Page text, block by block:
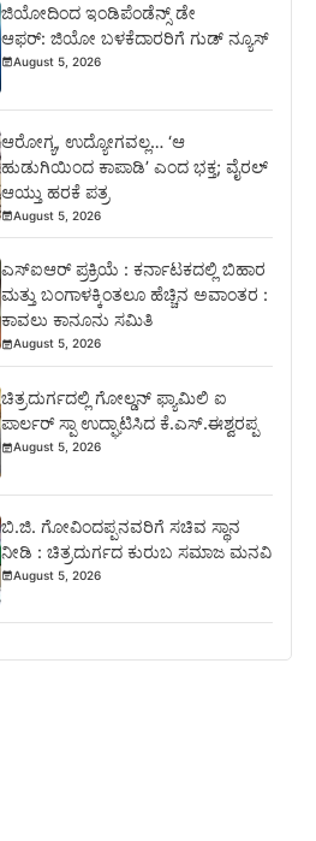
ಜಿಯೋದಿಂದ ಇಂಡಿಪೆಂಡೆನ್ಸ್ ಡೇ
ಆಫರ್: ಜಿಯೋ ಬಳಕೆದಾರರಿಗೆ ಗುಡ್ ನ್ಯೂಸ್
August 5, 2026
ಆರೋಗ್ಯ, ಉದ್ಯೋಗವಲ್ಲ… ‘ಆ
ಹುಡುಗಿಯಿಂದ ಕಾಪಾಡಿ’ ಎಂದ ಭಕ್ತ; ವೈರಲ್
ಆಯ್ತು ಹರಕೆ ಪತ್ರ
August 5, 2026
ಎಸ್‍ಐಆರ್ ಪ್ರಕ್ರಿಯೆ : ಕರ್ನಾಟಕದಲ್ಲಿ ಬಿಹಾರ
ಮತ್ತು ಬಂಗಾಳಕ್ಕಿಂತಲೂ ಹೆಚ್ಚಿನ ಅವಾಂತರ :
ಕಾವಲು ಕಾನೂನು ಸಮಿತಿ
August 5, 2026
ಚಿತ್ರದುರ್ಗದಲ್ಲಿ ಗೋಲ್ಡನ್ ಫ್ಯಾಮಿಲಿ ಐ
ಪಾರ್ಲರ್ ಸ್ಪಾ ಉದ್ಘಾಟಿಸಿದ ಕೆ.ಎಸ್.ಈಶ್ವರಪ್ಪ
August 5, 2026
ಬಿ.ಜಿ. ಗೋವಿಂದಪ್ಪನವರಿಗೆ ಸಚಿವ ಸ್ಥಾನ
ನೀಡಿ : ಚಿತ್ರದುರ್ಗದ ಕುರುಬ ಸಮಾಜ ಮನವಿ
August 5, 2026